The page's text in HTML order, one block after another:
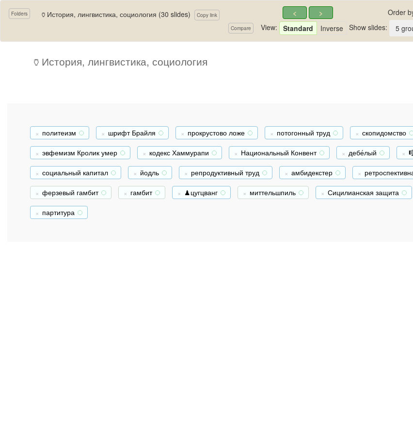
Folders Order
🏺История, лингвистика, социология (30 slides)
Copy link
Compare
View: Standard Inverse Show slides: 5
< >
🏺История, лингвистика, социология
политеизм + шрифт Брайля + прокрустово ложе + потогонный труд + скопидомство +
эвфемизм Кролик умер + кодекс Хаммурапи + Национальный Конвент + дебе́лый +
социальный капитал + йодль + репродуктивный труд + амбидекстер +
ферзевый гамбит + гамбит + ♟цугцванг + миттельшпиль + Сицилианская защита +
партитура +